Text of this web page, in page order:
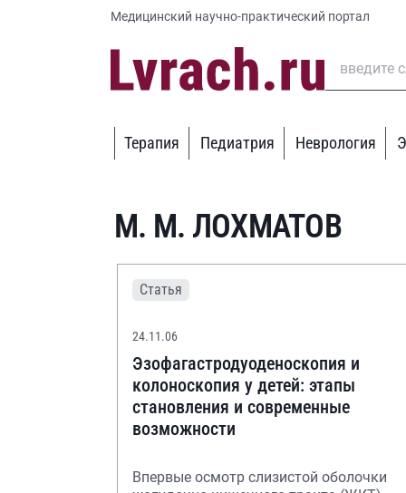
Медицинский научно-практический портал
Терапия Педиатрия Неврология
М. М. ЛОХМАТОВ
Статья
24.11.06
Эзофагастродуоденоскопия и
колоноскопия у детей: этапы
становления и современные
возможности
Впервые осмотр слизистой оболочки